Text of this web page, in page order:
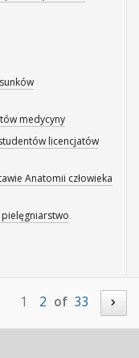
medycyny
licencjatów
Anatomii człowieka
1 2 of 33